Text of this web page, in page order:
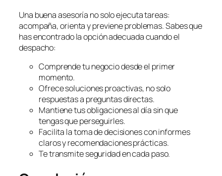
Una buena asesoría no solo ejecuta tareas:
acompaña, orienta y previene problemas. Sabes que
has encontrado la opción adecuada cuando el
despacho:
Comprende tu negocio desde el primer
momento.
Ofrece soluciones proactivas, no solo
respuestas a preguntas directas.
Mantiene tus obligaciones al día sin que
tengas que perseguirles.
Facilita la toma de decisiones con informes
claros y recomendaciones prácticas.
Te transmite seguridad en cada paso.